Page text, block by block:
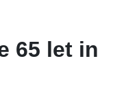
65 let in